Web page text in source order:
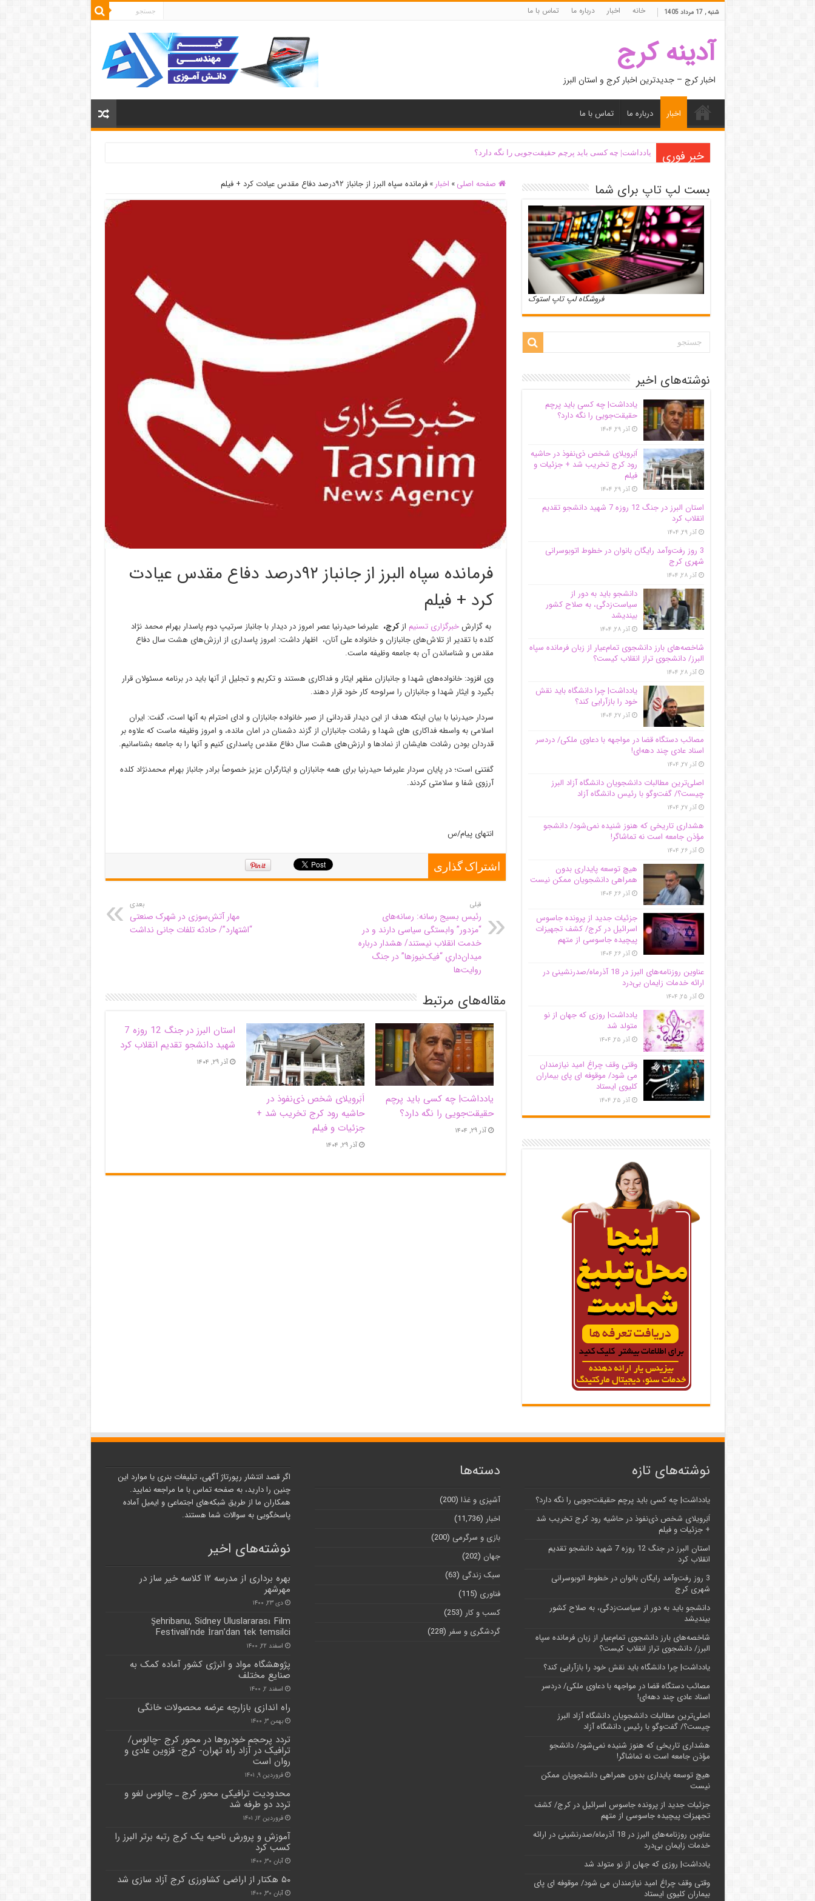
شنبه , 17 مرداد 1405 خانه اخبار درباره ما تماس با ما
آدینه کرج
اخبار کرج – جدیدترین اخبار کرج و استان البرز
اخبار درباره ما تماس با ما
خبر فوری یادداشت| ‌چه کسی باید پرچم حقیقت‌جویی را نگه دارد؟
صفحه اصلی » اخبار » فرمانده سپاه البرز از جانباز ۹۲درصد دفاع مقدس عیادت کرد + فیلم
فرمانده سپاه البرز از جانباز ۹۲درصد دفاع مقدس عیادت
کرد + فیلم
به گزارشخبرگزاری تسنیم ازکرج،علیرضا حیدرنیا عصر امروز در دیدار با جانباز سرتیپ دوم پاسدار بهرام محمد نژاد
کلده با تقدیر از تلاش‌های جانبازان و خانواده علی آنان، اظهار داشت: امروز پاسداری از ارزش‌های هشت سال دفاع
مقدس و شناساندن آن به جامعه وظیفه ماست.
وی افزود: خانواده‌های شهدا و جانبازان مظهر ایثار و فداکاری هستند و تکریم و تجلیل از آنها باید در برنامه مسئولان قرار
بگیرد و ایثار شهدا و جانبازان را سرلوحه کار خود قرار دهند.
سردار حیدرنیا با بیان اینکه هدف از این دیدار قدردانی از صبر خانواده جانبازان و ادای احترام به آنها است، گفت: ایران
اسلامی به واسطه فداکاری های شهدا و رشادت جانبازان از گزند دشمنان در امان مانده، و امروز وظیفه ماست که علاوه بر
قدردان بودن رشادت هایشان از نمادها و ارزش‌های هشت سال دفاع مقدس پاسداری کنیم و آنها را به جامعه بشناسانیم.
گفتنی است؛ در پایان سردار علیرضا حیدرنیا برای همه جانبازان و ایثارگران عزیز خصوصاً برادر جانباز بهرام محمدنژاد کلده
آرزوی شفا و سلامتی کردند.
انتهای پیام/س
اشتراک گذاری
قبلی
رئیس بسیج رسانه: رسانه‌های
“مزدور” وابستگی سیاسی دارند و در
خدمت انقلاب نیستند/ هشدار درباره
میدان‌داریِ “فیک‌نیوزها” در جنگ
روایت‌ها
بعدی
مهار آتش‌سوزی در شهرک صنعتی
“اشتهارد”/ حادثه تلفات جانی نداشت
مقاله‌های مرتبط
یادداشت| ‌چه کسی باید پرچم
حقیقت‌جویی را نگه دارد؟
آذر ۲۹, ۱۴۰۴
اَبَر‌ویلای شخص ذی‌نفوذ در
حاشیه‌ رود کرج تخریب شد +
جزئیات و فیلم
آذر ۲۹, ۱۴۰۴
استان البرز در جنگ 12 روزه 7
شهید دانشجو تقدیم انقلاب کرد
آذر ۲۹, ۱۴۰۴
بست لپ تاپ برای شما
فروشگاه لپ تاپ استوک
نوشته‌های اخیر
یادداشت| ‌چه کسی باید پرچم
حقیقت‌جویی را نگه دارد؟
آذر ۲۹, ۱۴۰۴
اَبَر‌ویلای شخص ذی‌نفوذ در حاشیه‌
رود کرج تخریب شد + جزئیات و
فیلم
آذر ۲۹, ۱۴۰۴
استان البرز در جنگ 12 روزه 7 شهید دانشجو تقدیم
انقلاب کرد
آذر ۲۹, ۱۴۰۴
3 روز رفت‌وآمد رایگان بانوان در خطوط اتوبوسرانی
شهری کرج
آذر ۲۸, ۱۴۰۴
دانشجو باید به دور از
سیاست‌زدگی، به صلاح کشور
بیندیشد
آذر ۲۸, ۱۴۰۴
شاخصه‌های بارز دانشجوی تمام‌عیار از زبان فرمانده سپاه
البرز/ دانشجوی تراز انقلاب کیست؟
آذر ۲۸, ۱۴۰۴
یادداشت| چرا دانشگاه باید نقش
خود را بازآرایی کند؟
آذر ۲۷, ۱۴۰۴
مصائب دستگاه قضا در مواجهه با دعاوی ملکی/ دردسر
اسناد عادی چند‌ دهه‌ای!
آذر ۲۷, ۱۴۰۴
اصلی‌ترین مطالبات دانشجویان دانشگاه آزاد البرز
چیست؟/ گفت‌وگو با رئیس دانشگاه آز‌اد
آذر ۲۷, ۱۴۰۴
هشداری تاریخی که هنوز شنیده نمی‌شود/ دانشجو
مؤذن جامعه است نه تماشاگر!
آذر ۲۶, ۱۴۰۴
هیچ توسعه پایداری بدون
همراهی دانشجویان ممکن نیست
آذر ۲۶, ۱۴۰۴
جزئیات جدید از پرونده جاسوس
اسرائیل در کرج/‌ کشف تجهیزات
پیچیده جاسوسی از متهم
آذر ۲۶, ۱۴۰۴
عناوین روزنامه‌های البرز در ‌18 آذرماه/صدرنشینی در
ارائه خدمات زایمان بی‌درد
آذر ۲۵, ۱۴۰۴
یادداشت| روزی که جهان از نو
متولد شد
آذر ۲۵, ۱۴۰۴
وقتی وقف چراغ امید نیازمندان
می شود/ موقوفه ای پای بیماران
کلیوی ایستاد
آذر ۲۵, ۱۴۰۴
نوشته‌های تازه
یادداشت| ‌چه کسی باید پرچم حقیقت‌جویی را نگه دارد؟
اَبَر‌ویلای شخص ذی‌نفوذ در حاشیه‌ رود کرج تخریب شد
+ جزئیات و فیلم
استان البرز در جنگ 12 روزه 7 شهید دانشجو تقدیم
انقلاب کرد
3 روز رفت‌وآمد رایگان بانوان در خطوط اتوبوسرانی
شهری کرج
دانشجو باید به دور از سیاست‌زدگی، به صلاح کشور
بیندیشد
شاخصه‌های بارز دانشجوی تمام‌عیار از زبان فرمانده سپاه
البرز/ دانشجوی تراز انقلاب کیست؟
یادداشت| چرا دانشگاه باید نقش خود را بازآرایی کند؟
مصائب دستگاه قضا در مواجهه با دعاوی ملکی/ دردسر
اسناد عادی چند‌ دهه‌ای!
اصلی‌ترین مطالبات دانشجویان دانشگاه آزاد البرز
چیست؟/ گفت‌وگو با رئیس دانشگاه آز‌اد
هشداری تاریخی که هنوز شنیده نمی‌شود/ دانشجو
مؤذن جامعه است نه تماشاگر!
هیچ توسعه پایداری بدون همراهی دانشجویان ممکن
نیست
جزئیات جدید از پرونده جاسوس اسرائیل در کرج/‌ کشف
تجهیزات پیچیده جاسوسی از متهم
عناوین روزنامه‌های البرز در ‌18 آذرماه/صدرنشینی در ارائه
خدمات زایمان بی‌درد
یادداشت| روزی که جهان از نو متولد شد
وقتی وقف چراغ امید نیازمندان می شود/ موقوفه ای پای
بیماران کلیوی ایستاد
دسته‌ها
آشپزی و غذا (200)
اخبار (11,736)
بازی و سرگرمی (200)
جهان (202)
سبک زندگی (63)
فناوری (115)
کسب و کار (253)
گردشگری و سفر (228)
اگر قصد انتشار رپورتاژ آگهی، تبلیغات بنری یا موارد این
چنین را دارید، به صفحه تماس با ما مراجعه نمایید.
همکاران ما از طریق شبکه‌های اجتماعی و ایمیل آماده
پاسخگویی به سوالات شما هستند.
نوشته‌های اخیر
بهره برداری از مدرسه ۱۲ کلاسه خیر ساز در
مهرشهر
دی ۲۳, ۱۴۰۰
Şehribanu, Sidney Uluslararası Film
Festivali’nde İran’dan tek temsilci
اسفند ۲۲, ۱۴۰۰
پژوهشگاه مواد و انرژی کشور آماده کمک به
صنایع مختلف
اسفند ۲, ۱۴۰۰
راه اندازی بازارچه عرضه محصولات خانگی
بهمن ۳, ۱۴۰۰
تردد پرحجم خودروها در محور کرج -چالوس/
ترافیک در آزاد راه تهران- کرج- قزوین عادی و
روان است
فروردین ۹, ۱۴۰۱
محدودیت ترافیکی محور کرج ـ چالوس لغو و
تردد دو طرفه شد
فروردین ۱۲, ۱۴۰۱
آموزش و پرورش ناحیه یک کرج رتبه برتر البرز را
کسب کرد
آبان ۳۰, ۱۴۰۰
۵۰ هکتار از اراضی کشاورزی کرج آزاد سازی شد
آبان ۳۰, ۱۴۰۰